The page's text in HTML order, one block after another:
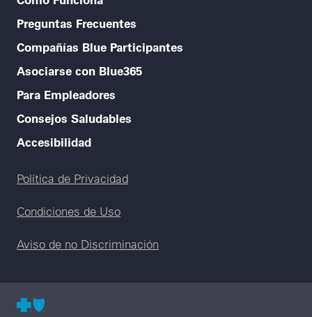
Preguntas Frecuentes
Compañías Blue Participantes
Asociarse con Blue365
Para Empleadores
Consejos Saludables
Accesibilidad
Legal menu
Política de Privacidad
Condiciones de Uso
Aviso de no Discriminación